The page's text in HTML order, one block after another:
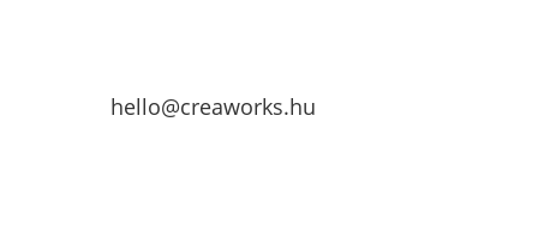
hello@creaworks.hu